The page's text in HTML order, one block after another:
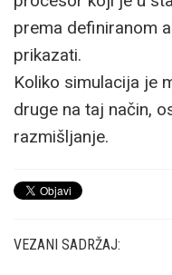
prema definiranom
prikazati.
Koliko simulacija je
druge na taj način,
razmišljanje.
VEZANI SADRŽAJ: